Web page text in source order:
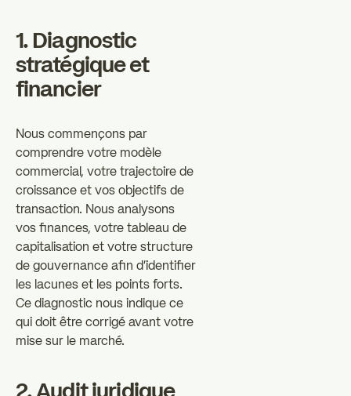
1. Diagnostic
stratégique et
financier
Nous commençons par
comprendre votre modèle
commercial, votre trajectoire de
croissance et vos objectifs de
transaction. Nous analysons
vos finances, votre tableau de
capitalisation et votre structure
de gouvernance afin d'identifier
les lacunes et les points forts.
Ce diagnostic nous indique ce
qui doit être corrigé avant votre
mise sur le marché.